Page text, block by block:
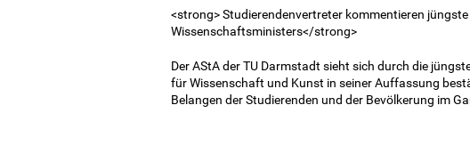
<strong> Studierendenvertreter kommentieren
Wissenschaftsministers</strong>
Der AStA der TU Darmstadt sieht sich durch die
für Wissenschaft und Kunst in seiner Auffassung
Belangen der Studierenden und der Bevölkerung im